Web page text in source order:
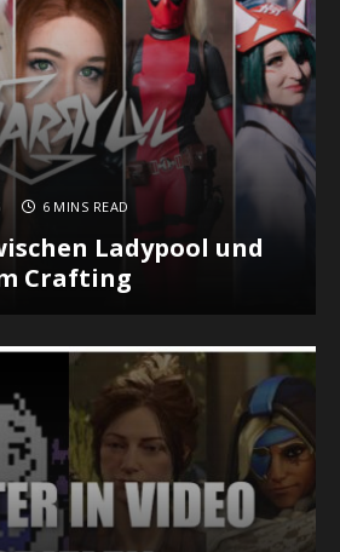
6 MINS READ
Ladypool und
Crafting